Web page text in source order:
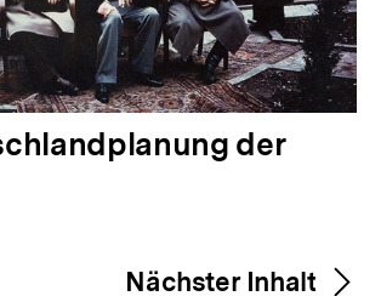
der
Nächster Inhalt